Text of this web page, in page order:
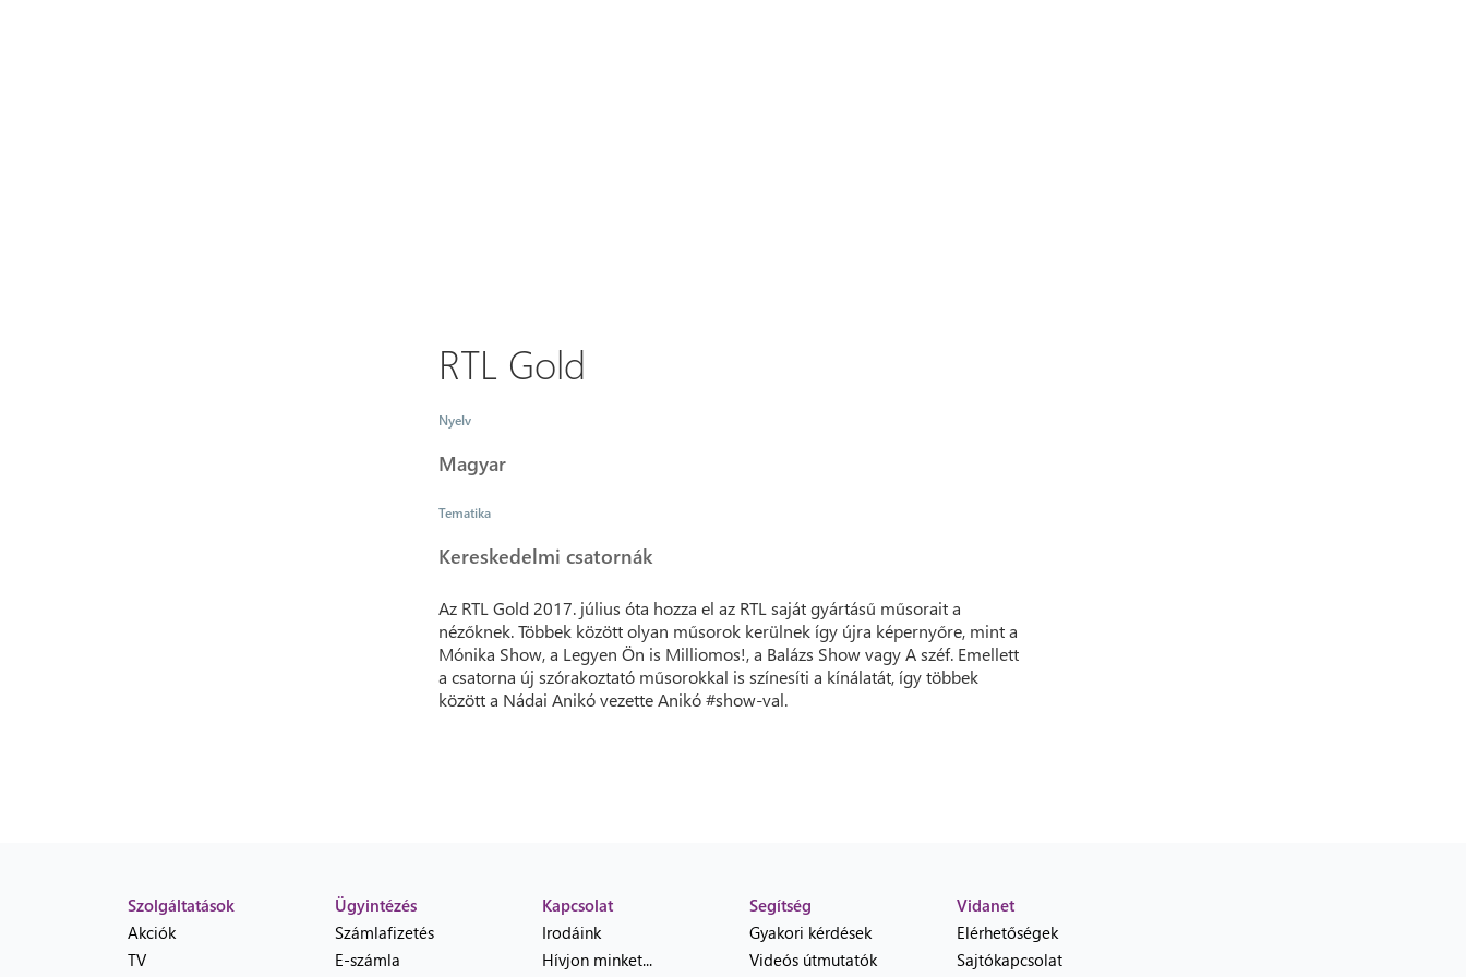
RTL Gold
Nyelv
Magyar
Tematika
Kereskedelmi csatornák
Az RTL Gold 2017. július óta hozza el az RTL saját gyártásű műsorait a
nézőknek. Többek között olyan műsorok kerülnek így újra képernyőre, mint a
Mónika Show, a Legyen Ön is Milliomos!, a Balázs Show vagy A széf. Emellett
a csatorna új szórakoztató műsorokkal is színesíti a kínálatát, így többek
között a Nádai Anikó vezette Anikó #show-val.
Szolgáltatások
Akciók
TV
Ügyintézés
Számlafizetés
E-számla
Kapcsolat
Irodáink
Hívjon minket...
Segítség
Gyakori kérdések
Videós útmutatók
Vidanet
Elérhetőségek
Sajtókapcsolat